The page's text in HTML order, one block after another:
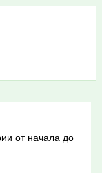
от начала до